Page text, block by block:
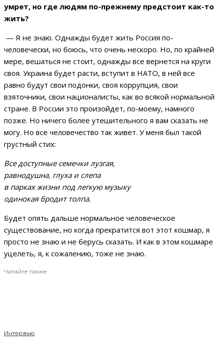
умрет, но где людям по-прежнему предстоит как-то
жить?
— Я не знаю. Однажды будет жить Россия по-
человечески, но боюсь, что очень нескоро. Но, по крайней
мере, вешаться не стоит, однажды все вернется на круги
своя. Украина будет расти, вступит в НАТО, в ней все
равно будут свои подонки, своя коррупция, свои
взяточники, свои националисты, как во всякой нормальной
стране. В России это произойдет, по-моему, намного
позже. Но ничего более утешительного я вам сказать не
могу. Но все человечество так живет. У меня был такой
грустный стих:
Все доступные семечки лузгая,
равнодушна, глуха и слепа
в парках жизни под легкую музыку
одинокая бродит толпа.
Будет опять дальше нормальное человеческое
существование, но когда прекратится вот этот кошмар, я
просто не знаю и не берусь сказать. И как в этом кошмаре
уцелеть, я, к сожалению, тоже не знаю.
Читайте также
Интервью